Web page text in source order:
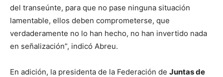
del transeúnte, para que no pase ninguna situación
lamentable, ellos deben comprometerse, que
verdaderamente no lo han hecho, no han invertido nada
en señalización”, indicó Abreu.
En adición, la presidenta de la Federación de Juntas de